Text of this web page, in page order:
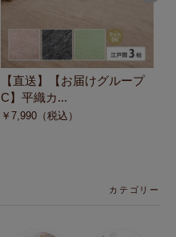
【直送】【お届けグループ
C】平織カ...
￥7,990 （税込）
カテゴリー